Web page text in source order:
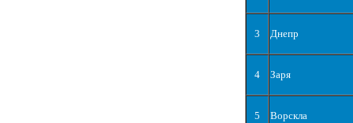
3 Днепр
4 Заря
5 Ворскла